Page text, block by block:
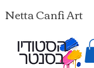
Netta Canfi Art